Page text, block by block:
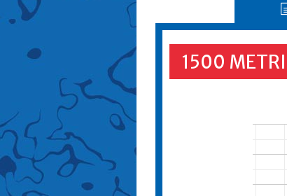
1500 METRI